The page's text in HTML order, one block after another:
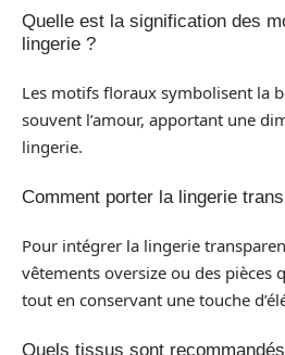
Quelle est la signification des
lingerie ?
Les motifs floraux symbolisent la
souvent l’amour, apportant une
lingerie.
Comment porter la lingerie
Pour intégrer la lingerie
vêtements oversize ou des pièces
tout en conservant une touche
Quels tissus sont